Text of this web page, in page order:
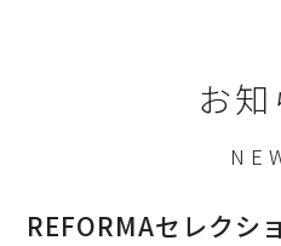
お知
REFORMAセレクシ